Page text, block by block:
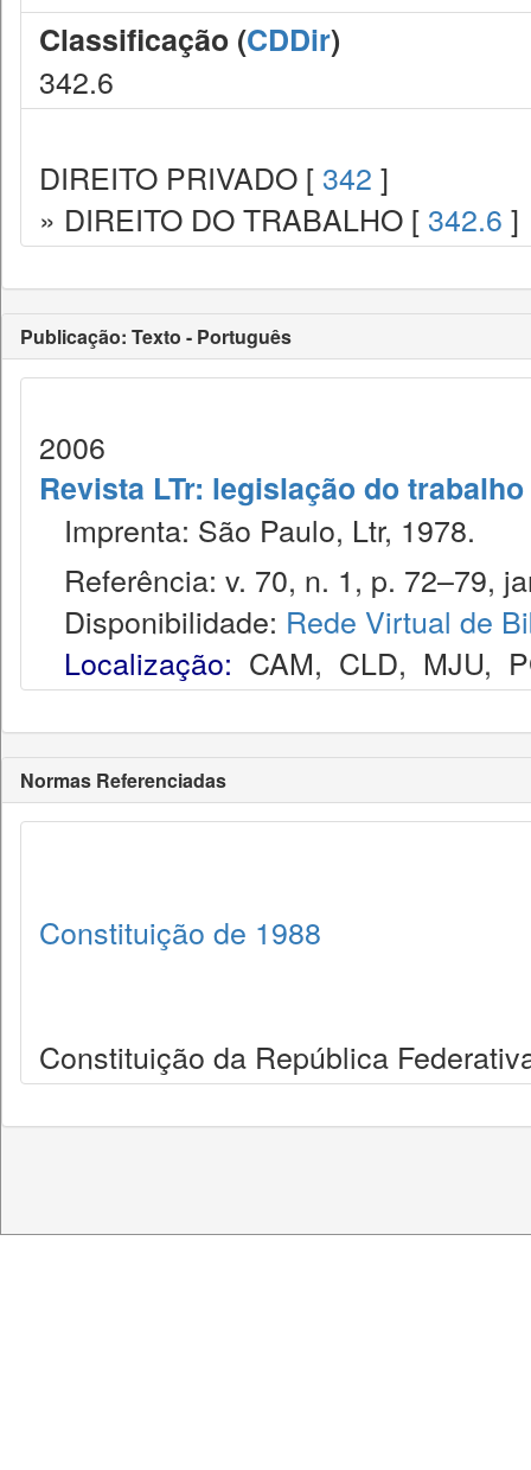
Classificação (CDDir)
342.6
DIREITO PRIVADO [ 342 ]
» DIREITO DO TRABALHO [ 342.6 ]
Publicação: Texto - Português
2006
Revista LTr: legislação do trabalho
Imprenta: São Paulo, Ltr, 1978.
Referência: v. 70, n. 1, p. 72–79,
Disponibilidade: Rede Virtual de
Localização: CAM, CLD, MJU,
Normas Referenciadas
Constituição de 1988
Constituição da República